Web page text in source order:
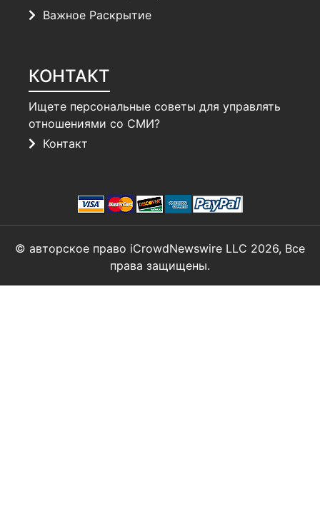
Важное Раскрытие
КОНТАКТ
Ищете персональные советы для управлять
отношениями со СМИ?
Контакт
© авторское право iCrowdNewswire LLC 2026, Все
права защищены.